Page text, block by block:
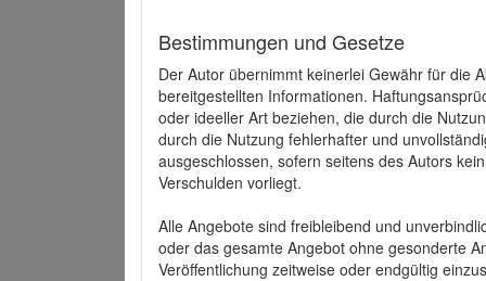
Bestimmungen und Gesetze
Der Autor übernimmt keinerlei Gewähr für die
bereitgestellten Informationen.
oder ideeller Art beziehen, die durch die
durch die Nutzung fehlerhafter und
ausgeschlossen, sofern seitens des Autors
Verschulden vorliegt.
Alle Angebote sind freibleibend und
oder das gesamte Angebot ohne gesonderte
Veröffentlichung zeitweise oder endgültig